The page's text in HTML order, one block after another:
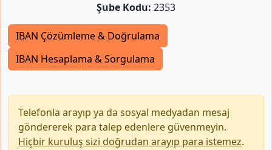
Şube Kodu: 2353
IBAN Çözümleme & Doğrulama
IBAN Hesaplama & Sorgulama
Telefonla arayıp ya da sosyal medyadan mesaj
göndererek para talep edenlere güvenmeyin.
Hiçbir kuruluş sizi doğrudan arayıp para istemez.